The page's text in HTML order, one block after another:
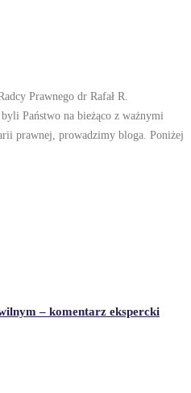
Prawnego dr Rafał R.
Państwo na bieżąco z ważnymi
prawnej, prowadzimy bloga. Poniżej
– komentarz ekspercki